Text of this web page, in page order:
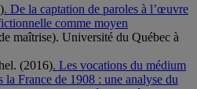
. De la captation de paroles à l’œuvre
comme moyen
maîtrise). Université du Québec à
(2016). Les vocations du médium
la France de 1908 : une analyse du